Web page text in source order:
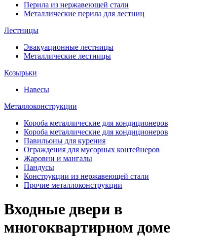
Перила из нержавеющей стали
Металлические перила для лестниц
Лестницы
Эвакуационные лестницы
Металлические лестницы
Козырьки
Навесы
Металлоконструкции
Короба металлические для кондиционеров
Короба металлические для кондиционеров
Павильоны для курения
Ограждения для мусорных контейнеров
Жаровни и мангалы
Пандусы
Конструкции из нержавеющей стали
Прочие металлоконструкции
Входные двери в
многоквартирном доме